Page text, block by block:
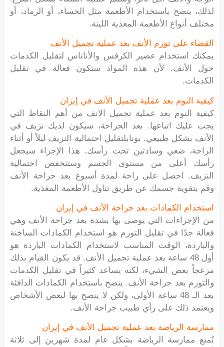
لذلك، ينصح باستخدام الأطعمة مثل الحساء، أو الرماد، أو
مختلف أنواع الأطعمة المغذية اللينة.
القضاء على تورم الأنف بعد عملية تجميل الأنف
يمكنك استخدام عصير الكرفس والأناناس لتقليل الكدمات
حول الأنف. لأن هذه المواد ستكون فعالة في تقليل
الكدمات.
كيفية النوم بعد عملية تجميل الأنف في إيران
كيفية النوم بعد عملية تجميل الانف من أهم النقاط التي
يجب عليك اتباعها. بعد الجراحة، سيكون لديك نزيف في
الأنف بشكل طبيعي. بونابلتقليل احتمالية النزيف ليلاً أو أثناء
الراحة، ضعي وسادتين تحت رأسك. هذا الإجراء سيجعل
رأسك أعلى من مستوى الجسم وستنخفض احتمالية
النزيف. احصل على راحة لمدة أسبوع بعد جراحة الأنف
وقم بتقوية جسمك عن طريق تناول الأطعمة المغذية.
استخدام الكمادات بعد جراحة الأنف في إيران
من الإجراءات التي يوصى بها بشدة بعد جراحة الأنف وهي
فعالة جدًا في تقليل التورم هو استخدام الكمادات الساخنة
والباردة، الوقت المناسب لاستخدام الكمادات الباردة هو
أول 48 ساعة بعد عملية تجميل الأنف. قد يكون القيام بذلك
مزعجاً بعض الشيء، لكنه يساعد كثيراً في تقليل الكدمات
والتورم بعد جراحة الأنف. ينصح باستخدام الكمادات الدافئة
بعد الـ 48 ساعة الأولى، ولكن لا ينصح بها لبعض الأشخاص
ويعتمد ذلك على رأي طبيب جراحة الأنف.
ممارسة الرياضة بعد عملية تجميل الأنف في إيران
تُمنع ممارسة الرياضة بشكل عام لمدة شهرين إلى ثلاثة